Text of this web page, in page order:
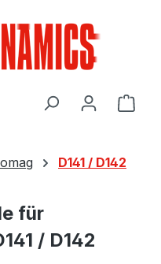
D141 / D142
für
/ D142